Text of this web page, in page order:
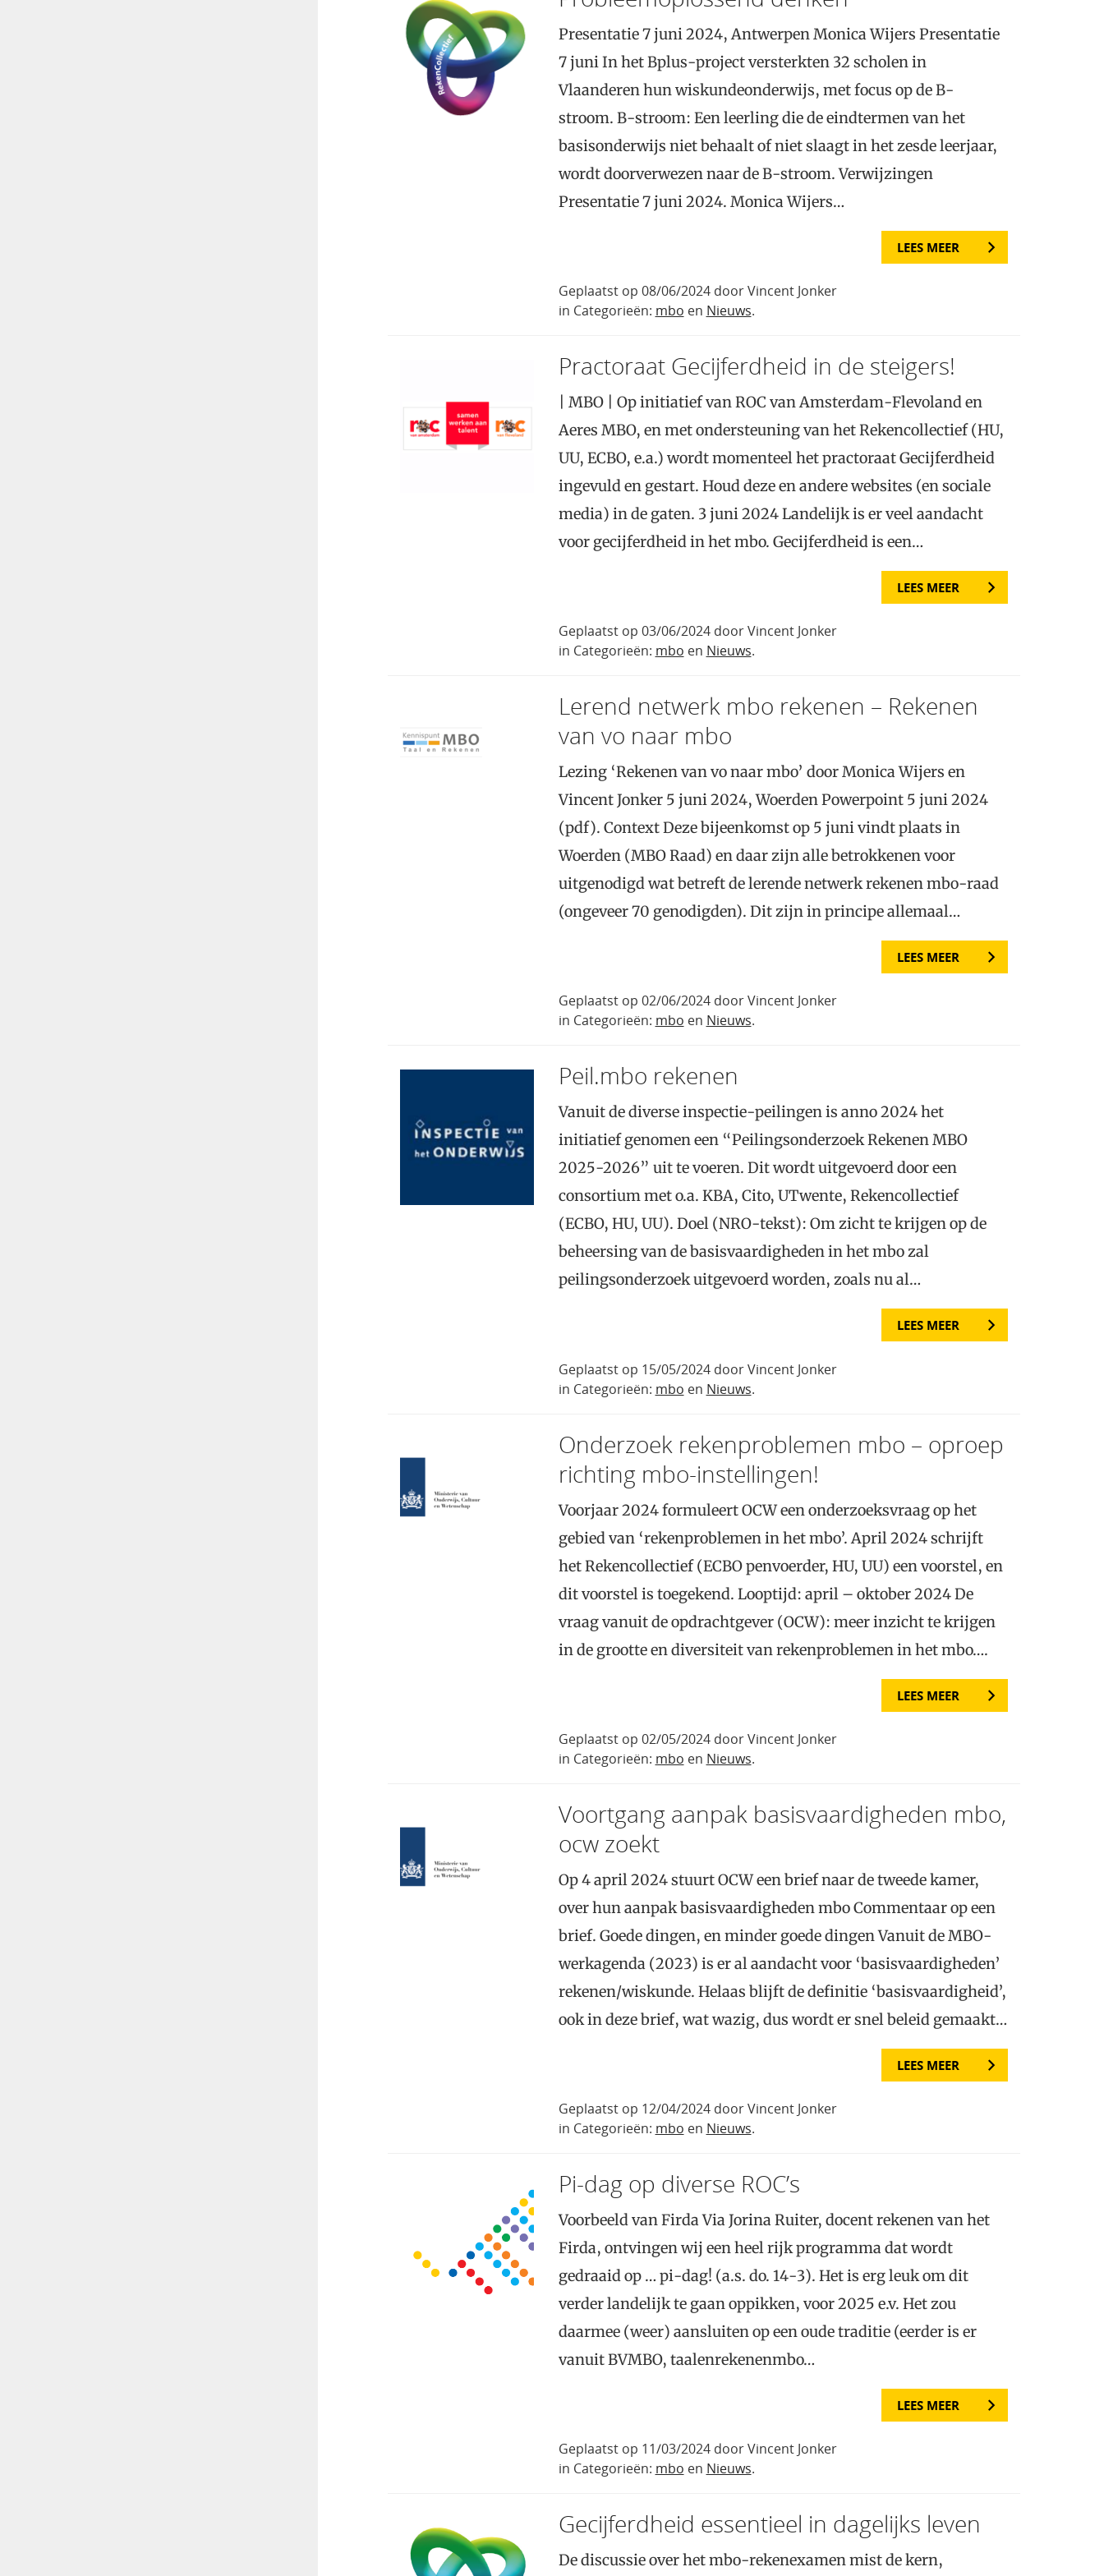
Presentatie 7 juni 2024, Antwerpen Monica Wijers Presentatie
7 juni In het Bplus-project versterkten 32 scholen in
Vlaanderen hun wiskundeonderwijs, met focus op de B-
stroom. B-stroom: Een leerling die de eindtermen van het
basisonderwijs niet behaalt of niet slaagt in het zesde leerjaar,
wordt doorverwezen naar de B-stroom. Verwijzingen
Presentatie 7 juni 2024. Monica Wijers…
LEES MEER
Geplaatst op 08/06/2024 door Vincent Jonker
in Categorieën: mbo en Nieuws.
Practoraat Gecijferdheid in de steigers!
| MBO | Op initiatief van ROC van Amsterdam-Flevoland en
Aeres MBO, en met ondersteuning van het Rekencollectief (HU,
UU, ECBO, e.a.) wordt momenteel het practoraat Gecijferdheid
ingevuld en gestart. Houd deze en andere websites (en sociale
media) in de gaten. 3 juni 2024 Landelijk is er veel aandacht
voor gecijferdheid in het mbo. Gecijferdheid is een…
LEES MEER
Geplaatst op 03/06/2024 door Vincent Jonker
in Categorieën: mbo en Nieuws.
Lerend netwerk mbo rekenen – Rekenen
van vo naar mbo
Lezing ‘Rekenen van vo naar mbo’ door Monica Wijers en
Vincent Jonker 5 juni 2024, Woerden Powerpoint 5 juni 2024
(pdf). Context Deze bijeenkomst op 5 juni vindt plaats in
Woerden (MBO Raad) en daar zijn alle betrokkenen voor
uitgenodigd wat betreft de lerende netwerk rekenen mbo-raad
(ongeveer 70 genodigden). Dit zijn in principe allemaal…
LEES MEER
Geplaatst op 02/06/2024 door Vincent Jonker
in Categorieën: mbo en Nieuws.
Peil.mbo rekenen
Vanuit de diverse inspectie-peilingen is anno 2024 het
initiatief genomen een “Peilingsonderzoek Rekenen MBO
2025-2026” uit te voeren. Dit wordt uitgevoerd door een
consortium met o.a. KBA, Cito, UTwente, Rekencollectief
(ECBO, HU, UU). Doel (NRO-tekst): Om zicht te krijgen op de
beheersing van de basisvaardigheden in het mbo zal
peilingsonderzoek uitgevoerd worden, zoals nu al…
LEES MEER
Geplaatst op 15/05/2024 door Vincent Jonker
in Categorieën: mbo en Nieuws.
Onderzoek rekenproblemen mbo – oproep
richting mbo-instellingen!
Voorjaar 2024 formuleert OCW een onderzoeksvraag op het
gebied van ‘rekenproblemen in het mbo’. April 2024 schrijft
het Rekencollectief (ECBO penvoerder, HU, UU) een voorstel, en
dit voorstel is toegekend. Looptijd: april – oktober 2024 De
vraag vanuit de opdrachtgever (OCW): meer inzicht te krijgen
in de grootte en diversiteit van rekenproblemen in het mbo….
LEES MEER
Geplaatst op 02/05/2024 door Vincent Jonker
in Categorieën: mbo en Nieuws.
Voortgang aanpak basisvaardigheden mbo,
ocw zoekt
Op 4 april 2024 stuurt OCW een brief naar de tweede kamer,
over hun aanpak basisvaardigheden mbo Commentaar op een
brief. Goede dingen, en minder goede dingen Vanuit de MBO-
werkagenda (2023) is er al aandacht voor ‘basisvaardigheden’
rekenen/wiskunde. Helaas blijft de definitie ‘basisvaardigheid’,
ook in deze brief, wat wazig, dus wordt er snel beleid gemaakt…
LEES MEER
Geplaatst op 12/04/2024 door Vincent Jonker
in Categorieën: mbo en Nieuws.
Pi-dag op diverse ROC’s
Voorbeeld van Firda Via Jorina Ruiter, docent rekenen van het
Firda, ontvingen wij een heel rijk programma dat wordt
gedraaid op … pi-dag! (a.s. do. 14-3). Het is erg leuk om dit
verder landelijk te gaan oppikken, voor 2025 e.v. Het zou
daarmee (weer) aansluiten op een oude traditie (eerder is er
vanuit BVMBO, taalenrekenenmbo…
LEES MEER
Geplaatst op 11/03/2024 door Vincent Jonker
in Categorieën: mbo en Nieuws.
Gecijferdheid essentieel in dagelijks leven
De discussie over het mbo-rekenexamen mist de kern,